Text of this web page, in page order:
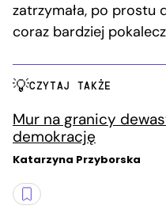
zatrzymała, po prostu
coraz bardziej
CZYTAJ TAKŻE
Mur na granicy
demokrację
Katarzyna Przyborska